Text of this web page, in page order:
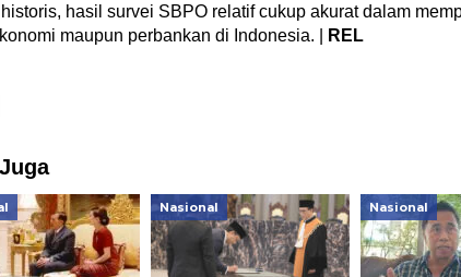
hasil survei SBPO relatif cukup akurat dalam
maupun perbankan di Indonesia. |
REL
Nasional Nasional